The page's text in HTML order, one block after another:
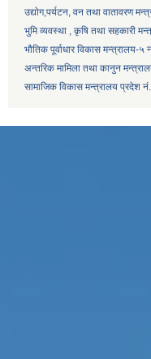
उद्याेग,पर्यटन, वन तथा वातावरण
भुमि व्यवस्था , कृषि तथा सहकारी
भौतिक पूर्वाधार विकास मन्त्रालय-५
अन्तरिक मामिला तथा कानुन
सामाजिक विकास मन्त्रालय प्रदेश